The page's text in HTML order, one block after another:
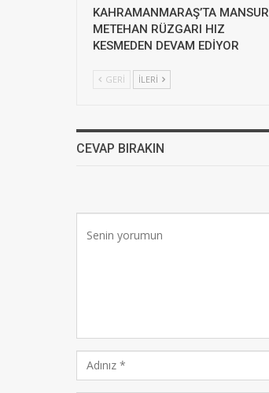
KAHRAMANMARAŞ’TA MANSUR
METEHAN RÜZGARI HIZ
KESMEDEN DEVAM EDİYOR
GERI İLERI
CEVAP BIRAKIN